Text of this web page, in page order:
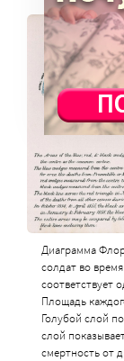
Диаграмма
солдат во
соответствует
Площадь
Голубой слой
слой
смертность от